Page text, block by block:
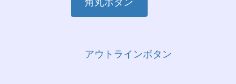
角丸ボタン
アウトラインボタン